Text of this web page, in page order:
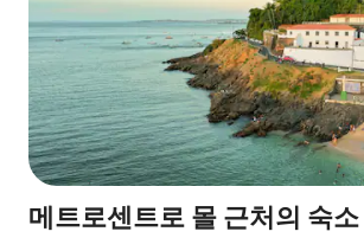
메트로센트로 몰 근처의 숙소